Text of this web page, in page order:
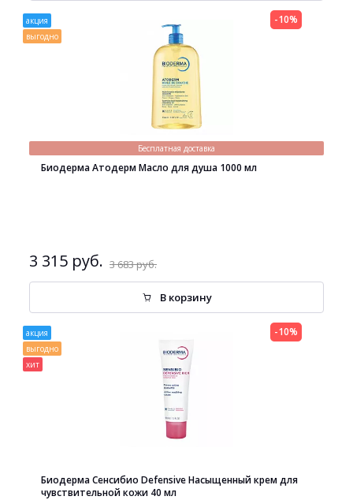
акция
выгодно
Бесплатная доставка
Биодерма Атодерм Масло для душа 1000 мл
3 315 руб. 3 683 руб.
-10%
В корзину
акция
выгодно
хит
Биодерма Сенсибио Defensive Насыщенный крем для
чувствительной кожи 40 мл
-10%